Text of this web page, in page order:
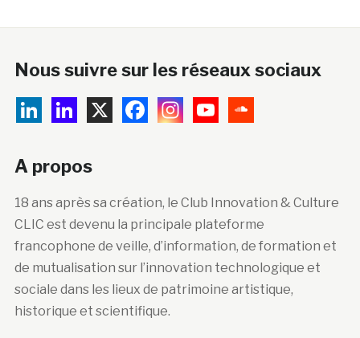
Nous suivre sur les réseaux sociaux
A propos
18 ans après sa création, le Club Innovation & Culture
CLIC est devenu la principale plateforme
francophone de veille, d’information, de formation et
de mutualisation sur l’innovation technologique et
sociale dans les lieux de patrimoine artistique,
historique et scientifique.